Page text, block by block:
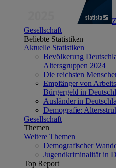
Gesellschaft
Beliebte Statistiken
Aktuelle Statistiken
Bevölkerung
Altersgruppen 2024
Die reichsten
Empfänger von
Bürgergeld in
Ausländer in
Demografie:
Gesellschaft
Themen
Weitere Themen
Demografischer
Jugendkriminalität in
Top Report